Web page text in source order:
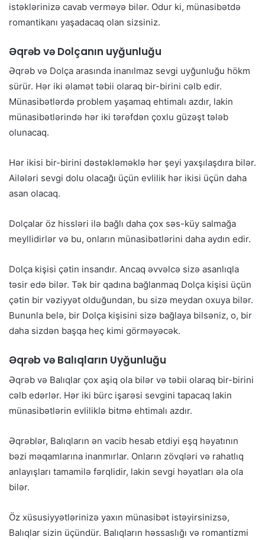
istəklərinizə cavab verməyə bilər. Odur ki, münasibətdə
romantikanı yaşadacaq olan sizsiniz.
Əqrəb və Dolçanın uyğunluğu
Əqrəb və Dolça arasında inanılmaz sevgi uyğunluğu hökm
sürür. Hər iki əlamət təbii olaraq bir-birini cəlb edir.
Münasibətlərdə problem yaşamaq ehtimalı azdır, lakin
münasibətlərində hər iki tərəfdən çoxlu güzəşt tələb
olunacaq.
Hər ikisi bir-birini dəstəkləməklə hər şeyi yaxşılaşdıra bilər.
Ailələri sevgi dolu olacağı üçün evlilik hər ikisi üçün daha
asan olacaq.
Dolçalar öz hissləri ilə bağlı daha çox səs-küy salmağa
meyllidirlər və bu, onların münasibətlərini daha aydın edir.
Dolça kişisi çətin insandır. Ancaq əvvəlcə sizə asanlıqla
təsir edə bilər. Tək bir qadına bağlanmaq Dolça kişisi üçün
çətin bir vəziyyət olduğundan, bu sizə meydan oxuya bilər.
Bununla belə, bir Dolça kişisini sizə bağlaya bilsəniz, o, bir
daha sizdən başqa heç kimi görməyəcək.
Əqrəb və Balıqların Uyğunluğu
Əqrəb və Balıqlar çox aşiq ola bilər və təbii olaraq bir-birini
cəlb edərlər. Hər iki bürc işarəsi sevgini tapacaq lakin
münasibətlərin evliliklə bitmə ehtimalı azdır.
Əqrəblər, Balıqların ən vacib hesab etdiyi eşq həyatının
bəzi məqamlarına inanmırlar. Onların zövqləri və rahatlıq
anlayışları tamamilə fərqlidir, lakin sevgi həyatları əla ola
bilər.
Öz xüsusiyyətlərinizə yaxın münasibət istəyirsinizsə,
Balıqlar sizin üçündür. Balıqların həssaslığı və romantizmi